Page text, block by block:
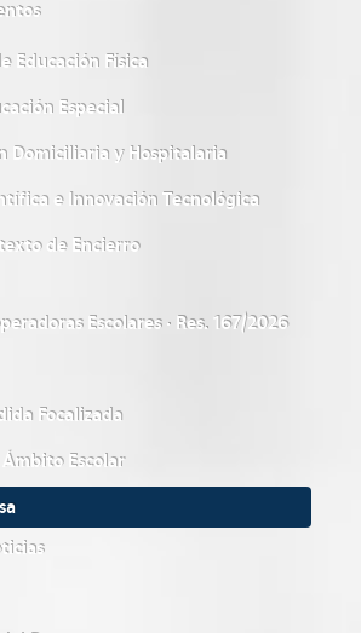
Educación Física
Especial
Domiciliaria y Hospitalaria
e Innovación Tecnológica
de Encierro
Escolares · Res. 167/2026
Focalizada
Escolar